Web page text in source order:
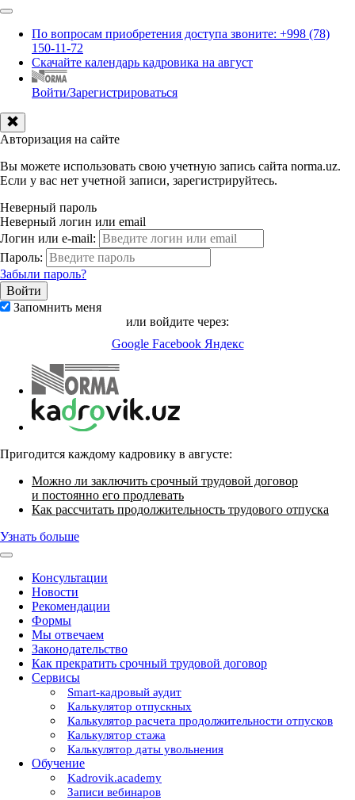
По вопросам приобретения доступа звоните: +998 (78)
150-11-72
Скачайте календарь кадровика на август
Войти/Зарегистрироваться
Авторизация на сайте
Вы можете использовать свою учетную запись сайта norma.uz.
Если у вас нет учетной записи, зарегистрируйтесь.
Неверный пароль
Неверный логин или email
Логин или e-mail:
Пароль:
Забыли пароль?
Запомнить меня
или войдите через:
Google Facebook Яндекс
Пригодится каждому кадровику в августе:
Можно ли заключить срочный трудовой договор
и постоянно его продлевать
Как рассчитать продолжительность трудового отпуска
Узнать больше
Консультации
Новости
Рекомендации
Формы
Мы отвечаем
Законодательство
Как прекратить срочный трудовой договор
Сервисы
Smart-кадровый аудит
Калькулятор отпускных
Калькулятор расчета продолжительности отпусков
Калькулятор стажа
Калькулятор даты увольнения
Обучение
Kadrovik.academy
Записи вебинаров